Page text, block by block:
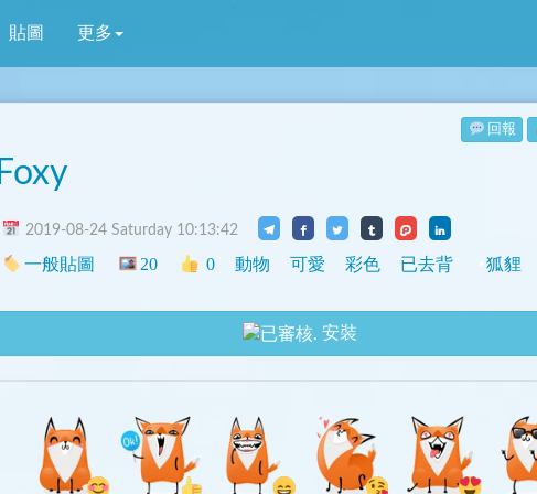
貼圖 更多
回報
Foxy
2019-08-24 Saturday 10:13:42
一般貼圖 20 0 動物 可愛 彩色 已去背 狐貍
安裝